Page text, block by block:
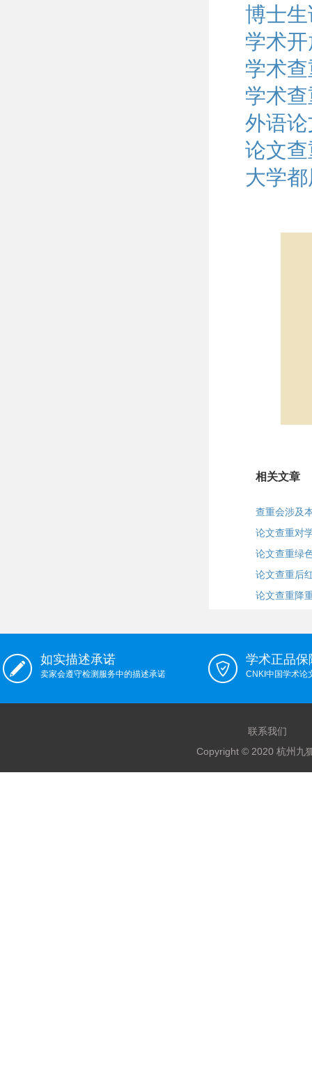
博士
学术
学术
学术
外语
论文
大学
相关文章
查重会涉及
论文查重对
论文查重绿
论文查重后
论文查重降
如实描述承诺
卖家会遵守检测服务中的描述承诺
学术正品保
CNKI中国学术论
联系我们
Copyright © 2020 杭州九